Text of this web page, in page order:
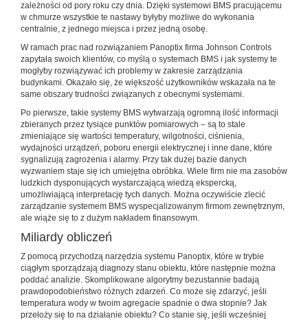
zależności od pory roku czy dnia. Dzięki systemowi BMS pracującemu
w chmurze wszystkie te nastawy byłyby możliwe do wykonania
centralnie, z jednego miejsca i przez jedną osobę.
W ramach prac nad rozwiązaniem Panoptix firma Johnson Controls
zapytała swoich klientów, co myślą o systemach BMS i jak systemy te
mogłyby rozwiązywać ich problemy w zakresie zarządzania
budynkami. Okazało się, że większość użytkowników wskazała na te
same obszary trudności związanych z obecnymi systemami.
Po pierwsze, takie systemy BMS wytwarzają ogromną ilość informacji
zbieranych przez tysiące punktów pomiarowych – są to stale
zmieniające się wartości temperatury, wilgotności, ciśnienia,
wydajności urządzeń, poboru energii elektrycznej i inne dane, które
sygnalizują zagrożenia i alarmy. Przy tak dużej bazie danych
wyzwaniem staje się ich umiejętna obróbka. Wiele firm nie ma zasobów
ludzkich dysponujących wystarczającą wiedzą ekspercką,
umożliwiającą interpretację tych danych. Można oczywiście zlecić
zarządzanie systemem BMS wyspecjalizowanym firmom zewnętrznym,
ale wiąże się to z dużym nakładem finansowym.
Miliardy obliczeń
Z pomocą przychodzą narzędzia systemu Panoptix, które w trybie
ciągłym sporządzają diagnozy stanu obiektu, które następnie można
poddać analizie. Skomplikowane algorytmy bezustannie badają
prawdopodobieństwo różnych zdarzeń. Co może się zdarzyć, jeśli
temperatura wody w twoim agregacie spadnie o dwa stopnie? Jak
przełoży się to na działanie obiektu? Co stanie się, jeśli wcześniej